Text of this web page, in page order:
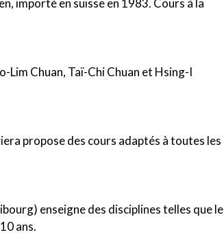
importé en suisse en 1983. Cours à la
Lim Chuan, Taï-Chi Chuan et Hsing-I
propose des cours adaptés à toutes les
enseigne des disciplines telles que le
ans.